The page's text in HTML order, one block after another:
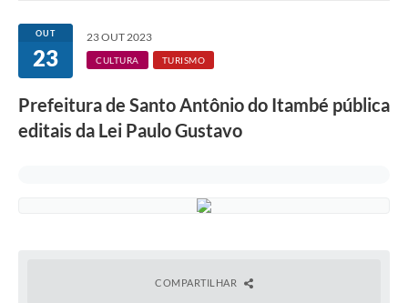
OUT
23
23 OUT 2023
CULTURA TURISMO
Prefeitura de Santo Antônio do Itambé pública
editais da Lei Paulo Gustavo
COMPARTILHAR